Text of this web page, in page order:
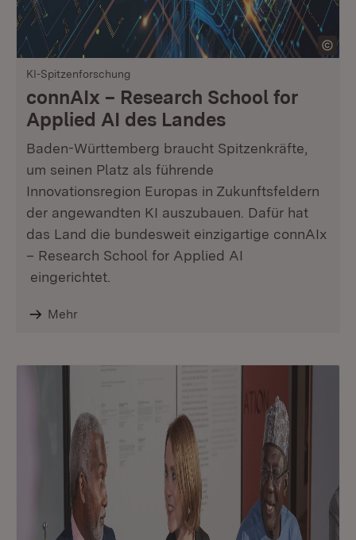
KI-Spitzenforschung
connAIx – Research School for
Applied AI des Landes
Baden-Württemberg braucht Spitzenkräfte,
um seinen Platz als führende
Innovationsregion Europas in Zukunftsfeldern
der angewandten KI auszubauen. Dafür hat
das Land die bundesweit einzigartige connAIx
– Research School for Applied AI
eingerichtet.
Mehr